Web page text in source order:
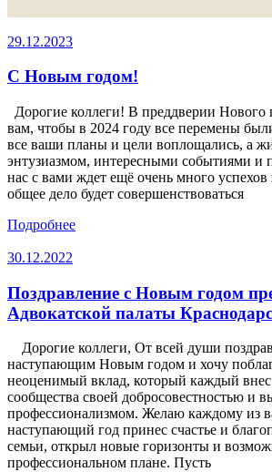
29.12.2023
С Новым годом!
Дорогие коллеги! В преддверии Нового
вам, чтобы в 2024 году все перемены
все ваши планы и цели воплощались, а
энтузиазмом, интересными событиями и
нас с вами ждет ещё очень много успехов
общее дело будет совершенствоваться
Подробнее
30.12.2022
Поздравление с Новым годом
Адвокатской палаты
Дорогие коллеги, От всей души
наступающим Новым годом и хочу
неоценимый вклад, который каждый
сообщества своей добросовестностью и
профессионализмом. Желаю каждому из
наступающий год принес счастье и
семьи, открыл новые горизонты и
профессиональном плане. Пусть